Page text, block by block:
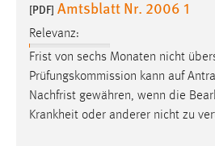
[PDF] Amtsblatt Nr. 2006 1
Relevanz:
Frist von sechs Monaten nicht
Prüfungskommission kann auf
Nachfrist gewähren, wenn die
Krankheit oder anderer nicht zu
EXTERNE MEDIEN
Um Inhalte von
Plattformen anzeigen zu
externen Medien Cookies
YouTube